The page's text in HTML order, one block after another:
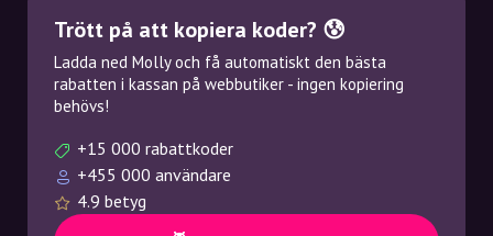
Trött på att kopiera koder? 😰
Ladda ned Molly och få automatiskt den bästa
rabatten i kassan på webbutiker - ingen kopiering
behövs!
+15 000 rabattkoder
+455 000 användare
4.9 betyg